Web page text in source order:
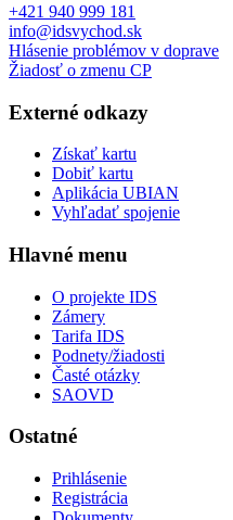
+421 940 999 181
info@idsvychod.sk
Hlásenie problémov v doprave
Žiadosť o zmenu CP
Externé odkazy
Získať kartu
Dobiť kartu
Aplikácia UBIAN
Vyhľadať spojenie
Hlavné menu
O projekte IDS
Zámery
Tarifa IDS
Podnety/žiadosti
Časté otázky
SAOVD
Ostatné
Prihlásenie
Registrácia